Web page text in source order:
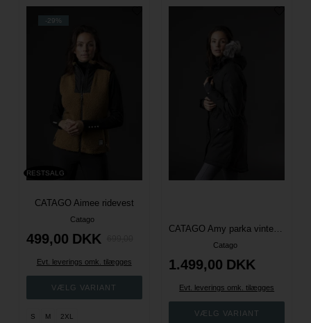
-29%
RESTSALG
CATAGO Aimee ridevest
Catago
499,00 DKK
Evt. leverings omk. tilægges
S M 2XL
Catago
1.499,00 DKK
Evt. leverings omk. tilægges